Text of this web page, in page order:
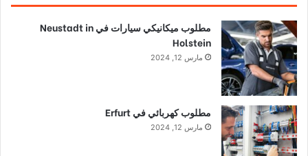
مطلوب ميكانيكي سيارات في Neustadt in
Holstein
مارس 12, 2024
مطلوب كهربائي في Erfurt
مارس 12, 2024